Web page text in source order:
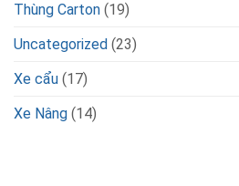
Thùng Carton (19)
Uncategorized (23)
Xe cẩu (17)
Xe Nâng (14)